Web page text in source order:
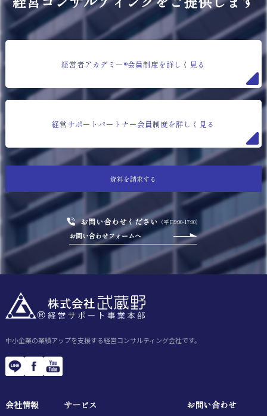
資料を請求する
お問い合わせください （平日9:00-17:00）
お問い合わせフォームへ
経営者アカデミー®会員制度を詳しく見る
経営サポートパートナー会員制度を詳しく見る
中小企業の業績アップを支援する経営コンサルティング会社です。
会社情報 サービス お問い合わせ